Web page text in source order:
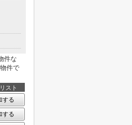
件な
件で
スト
する
する